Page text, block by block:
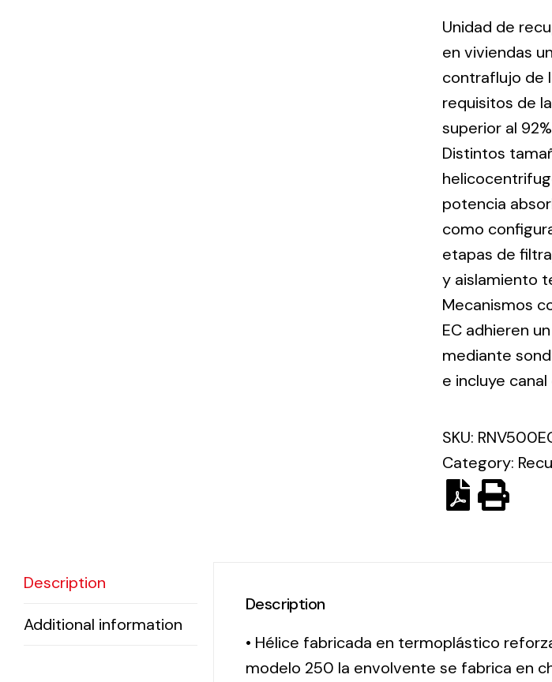
The
Novovent
meant a
offer of
ventilation
products for
different
Unidad de
en viviendas
contraflujo de
requisitos de
superior al
Distintos
potencia
como
etapas de
y aislamiento
Mecanismos
EC adhieren
mediante
e incluye
SKU:
Category:
Description
Additional information
Description
• Hélice fabricada en termoplástico
modelo 250 la envolvente se fabrica en